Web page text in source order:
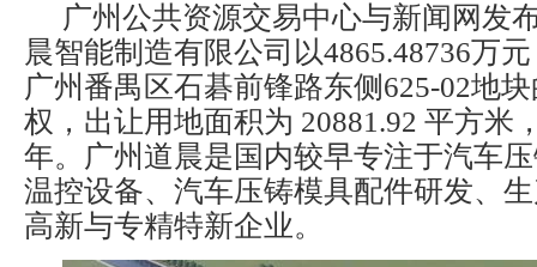
广州公共资源交易中心与新闻网发
晨智能制造有限公司以4865.48736万
广州番禺区石碁前锋路东侧625-02地
权，出让用地面积为 20881.92 平方米
年。广州道晨是国内较早专注于汽车
温控设备、汽车压铸模具配件研发、
高新与专精特新企业。